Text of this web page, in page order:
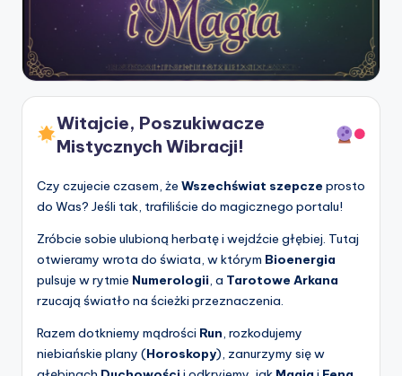
Witajcie, Poszukiwacze
Mistycznych Wibracji!
Czy czujecie czasem, że Wszechświat szepcze prosto
do Was? Jeśli tak, trafiliście do magicznego portalu!
Zróbcie sobie ulubioną herbatę i wejdźcie głębiej. Tutaj
otwieramy wrota do świata, w którym Bioenergia
pulsuje w rytmie Numerologii, a Tarotowe Arkana
rzucają światło na ścieżki przeznaczenia.
Razem dotkniemy mądrości Run , rozkodujemy
niebiańskie plany (Horoskopy), zanurzymy się w